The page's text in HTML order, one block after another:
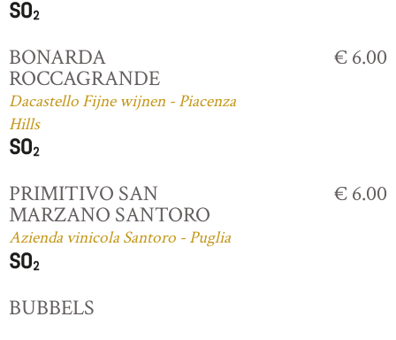
BONARDA
ROCCAGRANDE
Dacastello Fijne wijnen - Piacenza
Hills
€ 6.00
PRIMITIVO SAN
MARZANO SANTORO
Azienda vinicola Santoro - Puglia
€ 6.00
BUBBELS